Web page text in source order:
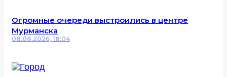
Огромные очереди выстроились в центре
Мурманска
08.08.2026, 18:04